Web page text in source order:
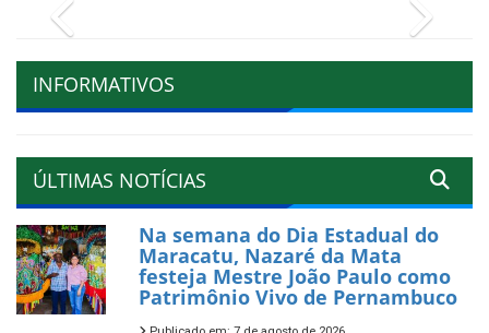
INFORMATIVOS
ÚLTIMAS NOTÍCIAS
Na semana do Dia Estadual do
Maracatu, Nazaré da Mata
festeja Mestre João Paulo como
Patrimônio Vivo de Pernambuco